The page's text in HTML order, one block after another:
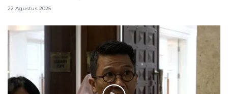
22 Agustus 2025